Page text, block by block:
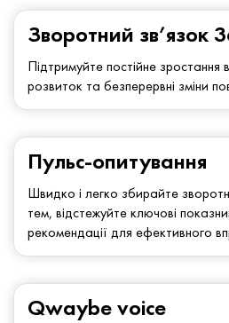
Зворотний зв’язок
Підтримуйте постійне зростання
розвиток та безперервні зміни
Qwaybe voice
Пульс-опитування
Швидко і легко збирайте
тем, відстежуйте ключові
рекомендації для ефективного